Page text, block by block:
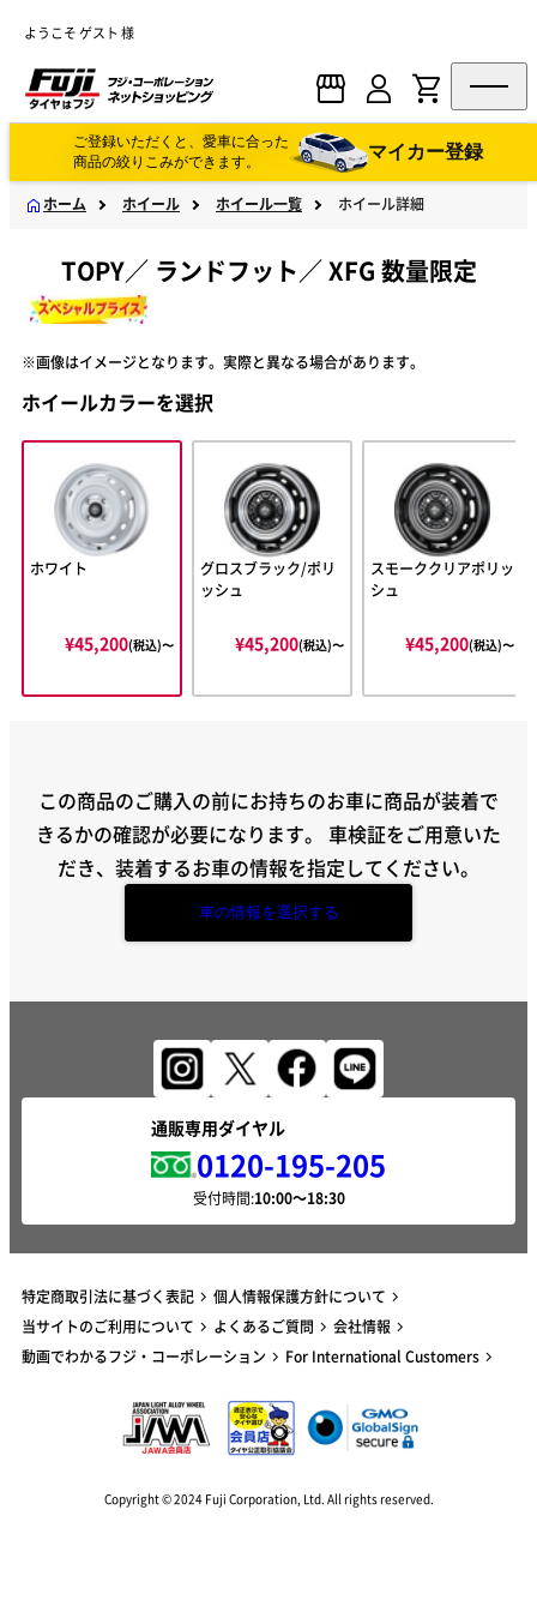
ようこそ ゲスト 様
ご登録いただくと、愛車に合った
商品の絞りこみができます。
マイカー登録
ホーム ホイール ホイール一覧 ホイール詳細
TOPY／ ランドフット／XFG 数量限定
※画像はイメージとなります。実際と異なる場合があります。
ホイールカラーを選択
ホワイト
¥45,200(税込)〜
グロスブラック/ポリ
ッシュ
¥45,200(税込)〜
スモーククリアポリッ
シュ
¥45,200(税込)〜
この商品のご購入の前にお持ちのお車に商品が装着で
きるかの確認が必要になります。 車検証をご用意いた
だき、装着するお車の情報を指定してください。
車の情報を選択する
通販専用ダイヤル
0120-195-205
受付時間:
特定商取引法に基づく表記
個人情報保護方針について
当サイトのご利用について
よくあるご質問
会社情報
動画でわかるフジ・コーポレーション
For International Customers
Copyright © 2024 Fuji Corporation, Ltd. All rights reserved.